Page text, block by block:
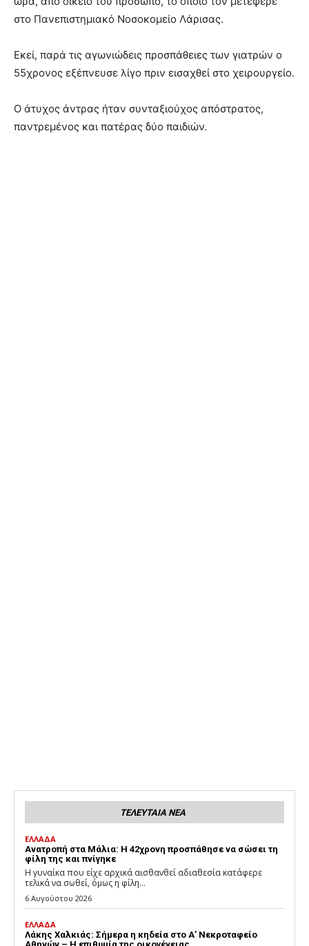
στο Πανεπιστημιακό Νοσοκομείο Λάρισας.
Εκεί, παρά τις αγωνιώδεις προσπάθειες των γιατρών ο
55χρονος εξέπνευσε λίγο πριν εισαχθεί στο χειρουργείο.
Ο άτυχος άντρας ήταν συνταξιούχος απόστρατος,
παντρεμένος και πατέρας δύο παιδιών.
ΤΕΛΕΥΤΑΙΑ ΝΕΑ
ΕΛΛΑΔΑ
Ανατροπή στα Μάλια: Η 42χρονη προσπάθησε να σώσει τη
φίλη της και πνίγηκε
Η γυναίκα που είχε αρχικά αισθανθεί αδιαθεσία κατάφερε
τελικά να σωθεί, όμως η φίλη...
6 Αυγούστου 2026
ΕΛΛΑΔΑ
Λάκης Χαλκιάς: Σήμερα η κηδεία στο Α’ Νεκροταφείο